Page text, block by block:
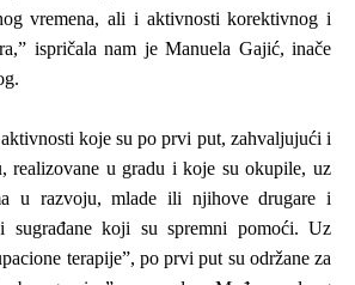
vremena, ali i aktivnosti korektivnog i
ispričala nam je Manuela Gajić, inače
koje su po prvi put, zahvaljujući i
realizovane u gradu i koje su okupile, uz
u razvoju,mlade ili njihove drugare i
sugrađane koji su spremni pomoći. Uz
terapije”, po prvi put su održane za